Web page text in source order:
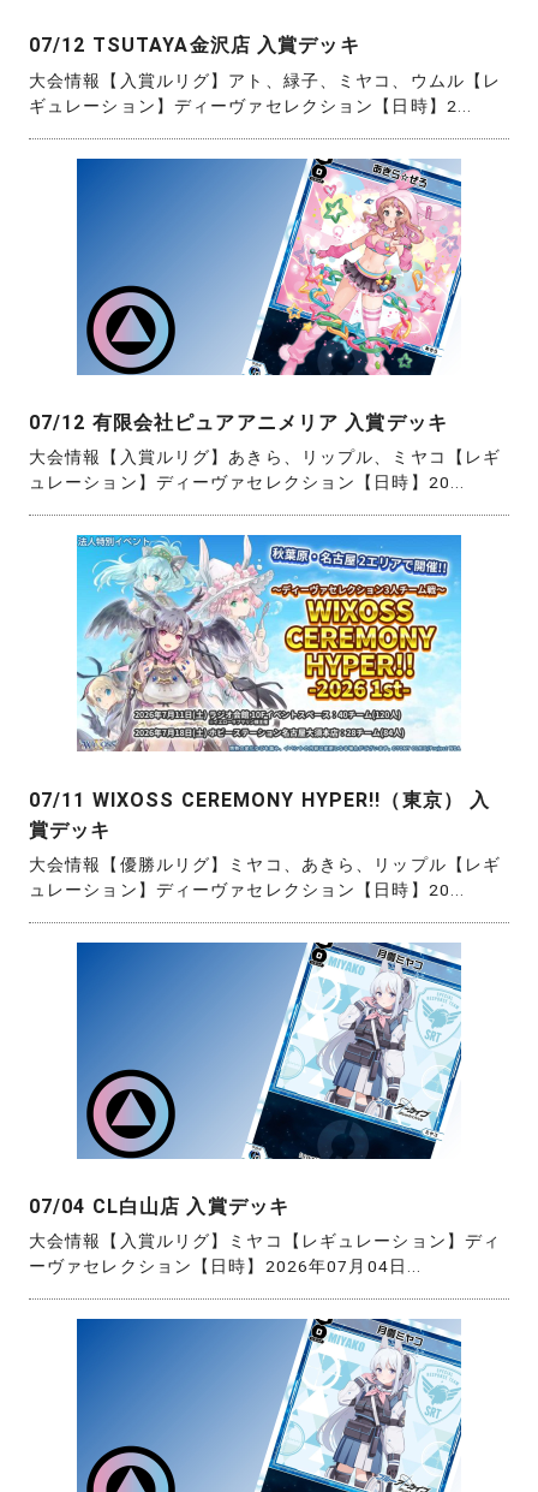
07/12 TSUTAYA金沢店 入賞デッキ
大会情報【入賞ルリグ】アト、緑子、ミヤコ、ウムル【レ
ギュレーション】ディーヴァセレクション【日時】2...
07/12 有限会社ピュアアニメリア 入賞デッキ
大会情報【入賞ルリグ】あきら、リップル、ミヤコ【レギ
ュレーション】ディーヴァセレクション【日時】20...
07/11 WIXOSS CEREMONY HYPER!!（東京） 入
賞デッキ
大会情報【優勝ルリグ】ミヤコ、あきら、リップル【レギ
ュレーション】ディーヴァセレクション【日時】20...
07/04 CL白山店 入賞デッキ
大会情報【入賞ルリグ】ミヤコ【レギュレーション】ディ
ーヴァセレクション【日時】2026年07月04日...